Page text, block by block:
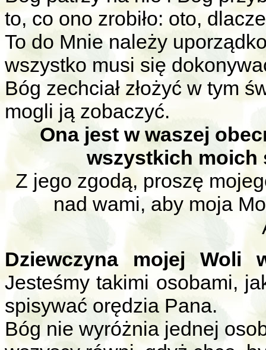
to, co ono zrobiło: oto,
To do Mnie należy
wszystko musi się
Bóg zechciał złożyć w tym
mogli ją zobaczyć.
Ona jest w waszej
wszystkich moich
Z jego zgodą, proszę
nad wami, aby moja
Dziewczyna mojej Woli
Jesteśmy takimi osobami,
spisywać orędzia Pana.
Bóg nie wyróżnia jednej